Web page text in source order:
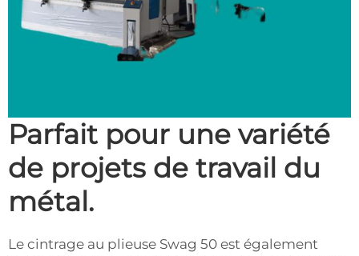
Parfait pour une variété
de projets de travail du
métal.
Le cintrage au plieuse Swag 50 est également